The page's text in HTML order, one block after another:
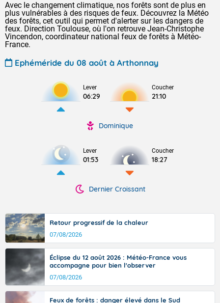
Avec le changement climatique, nos forêts sont de plus en
plus vulnérables à des risques de feux. Découvrez la Météo
des forêts, cet outil qui permet d'alerter sur les dangers de
feux. Direction Toulouse, où l'on retrouve Jean-Christophe
Vincendon, coordinateur national feux de forêts à Météo-
France.
Ephéméride du 08 août à Arthonnay
Lever
06:29
Coucher
21:10
Dominique
Lever
01:53
Coucher
18:27
Dernier Croissant
Retour progressif de la chaleur
07/08/2026
Éclipse du 12 août 2026 : Météo-France vous
accompagne pour bien l'observer
07/08/2026
Feux de forêts : danger élevé dans le Sud